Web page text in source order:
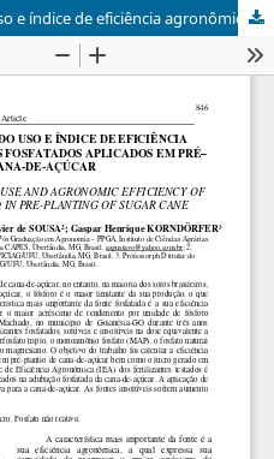
Lucratividade em função do uso e índice de eficiência agronômica de fertilizantes fosfatados aplicados em pré-plantio de cana-de-açúcar